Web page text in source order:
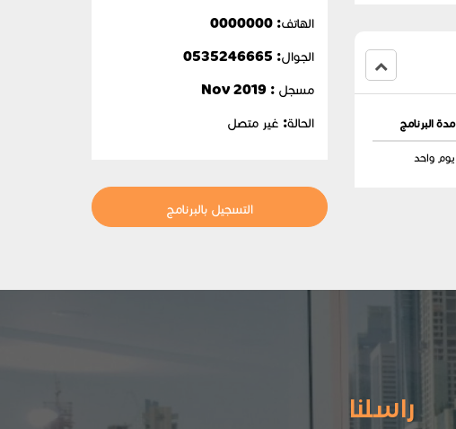
مدة البرنامج
يوم واحد
الهاتف: 0000000
الجوال:
مسجل : Nov 2019
الحالة: غير متصل
التسجيل بالبرنامج
راسلنا